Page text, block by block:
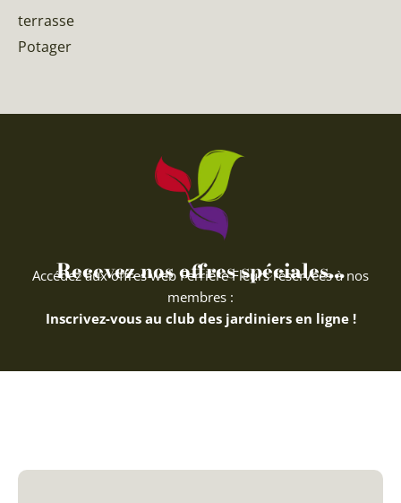
terrasse
Potager
Recevez nos offres spéciales...
Accédez aux offres web Ferriere Fleurs réservées à nos
membres :
Inscrivez-vous au club des jardiniers en ligne !